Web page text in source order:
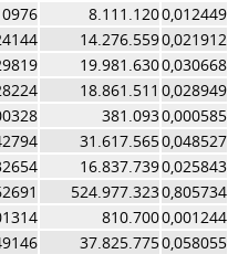
8.111.1200,012449
14.276.5590,021912
19.981.6300,030668
18.861.511 0,028949
381.0930,000585
31.617.5650,048527
16.837.7390,025843
524.977.3230,805734
810.7000,001244
37.825.7750,058055